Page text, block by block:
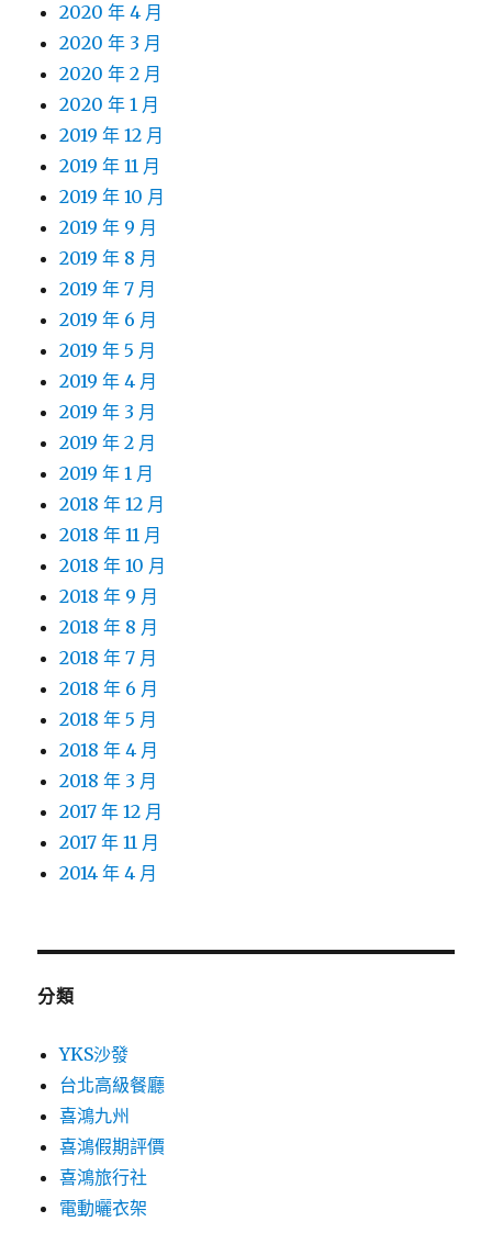
2020 年 4 月
2020 年 3 月
2020 年 2 月
2020 年 1 月
2019 年 12 月
2019 年 11 月
2019 年 10 月
2019 年 9 月
2019 年 8 月
2019 年 7 月
2019 年 6 月
2019 年 5 月
2019 年 4 月
2019 年 3 月
2019 年 2 月
2019 年 1 月
2018 年 12 月
2018 年 11 月
2018 年 10 月
2018 年 9 月
2018 年 8 月
2018 年 7 月
2018 年 6 月
2018 年 5 月
2018 年 4 月
2018 年 3 月
2017 年 12 月
2017 年 11 月
2014 年 4 月
分類
YKS沙發
台北高級餐廳
喜鴻九州
喜鴻假期評價
喜鴻旅行社
電動曬衣架